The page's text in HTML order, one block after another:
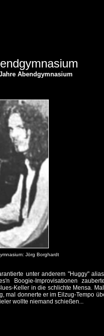
Abendgymnasium
Jörg Borghardt
unter anderem "Huggy"
Boogie-Improvisationen
Keller in die schlichte Mensa.
mal donnerte er im Eilzug-Tempo
wollte niemand schießen...